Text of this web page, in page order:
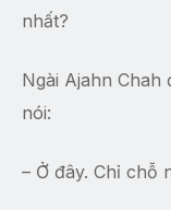
nhất?
Ngài Ajahn Chah
nói:
– Ở đây. Chỉ chỗ